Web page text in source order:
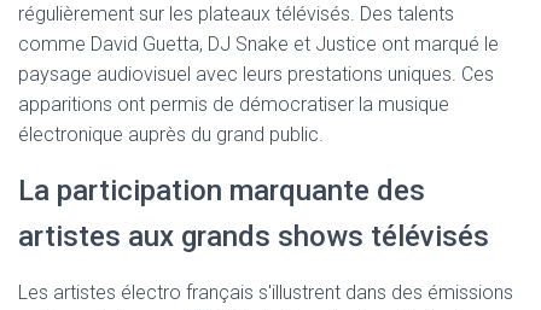
régulièrement sur les plateaux télévisés. Des talents
comme David Guetta, DJ Snake et Justice ont marqué le
paysage audiovisuel avec leurs prestations uniques. Ces
apparitions ont permis de démocratiser la musique
électronique auprès du grand public.
La participation marquante des
artistes aux grands shows télévisés
Les artistes électro français s'illustrent dans des émissions